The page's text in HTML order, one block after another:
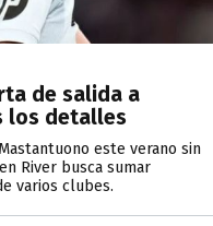
de salida a
los detalles
este verano sin
River busca sumar
varios clubes.